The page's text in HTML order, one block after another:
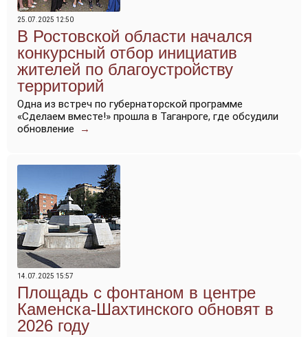
25.07.2025 12:50
В Ростовской области начался
конкурсный отбор инициатив
жителей по благоустройству
территорий
Одна из встреч по губернаторской программе
«Сделаем вместе!» прошла в Таганроге, где обсудили
обновление
→
14.07.2025 15:57
Площадь с фонтаном в центре
Каменска-Шахтинского обновят в
2026 году